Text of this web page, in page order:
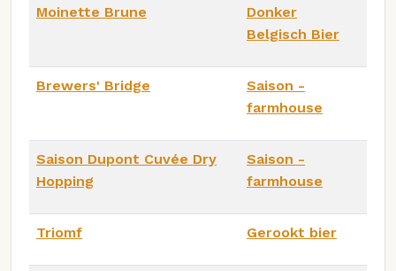
Moinette Brune
Donker
Belgisch Bier
Brewers' Bridge
Saison -
farmhouse
Saison Dupont Cuvée Dry
Hopping
Saison -
farmhouse
Triomf Gerookt bier